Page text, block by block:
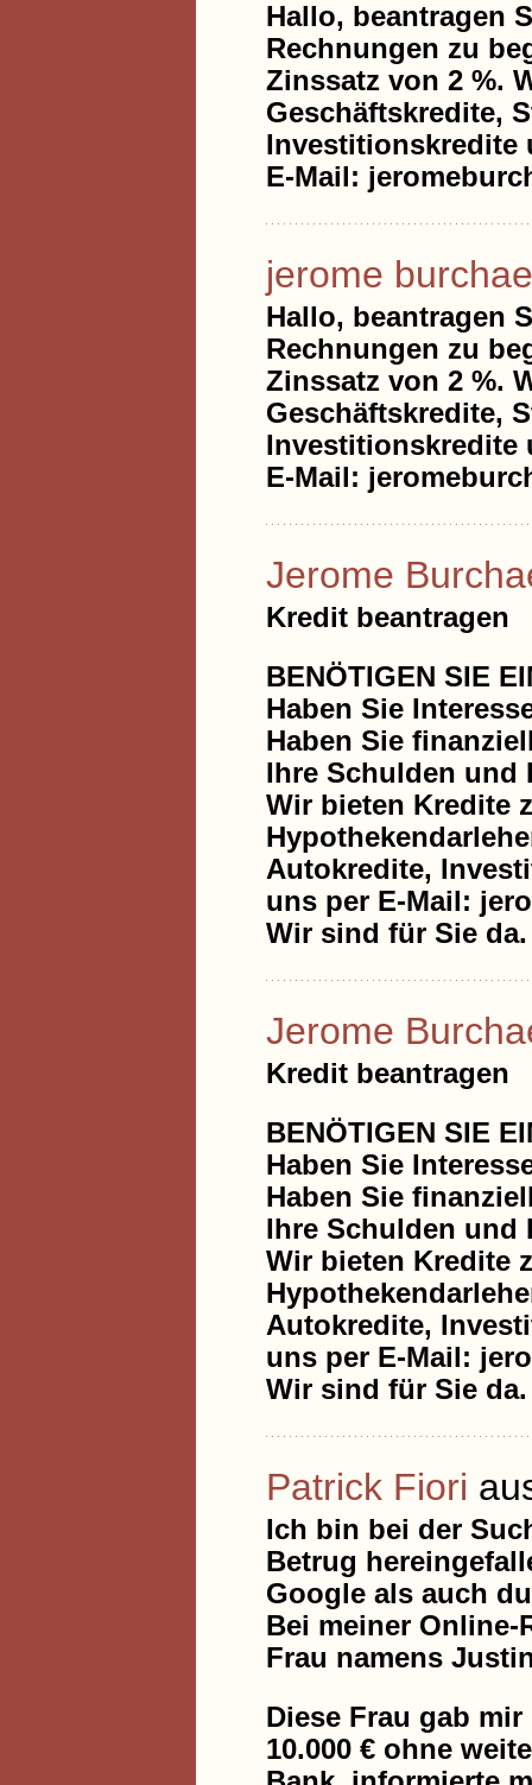
Hallo, beantragen
Rechnungen zu
Zinssatz von 2 %.
Geschäftskredite,
Investitionskredite
E-Mail:
jerome
Hallo, beantragen
Rechnungen zu
Zinssatz von 2 %.
Geschäftskredite,
Investitionskredite
E-Mail:
Jerome
Kredit beantragen
BENÖTIGEN SIE
Haben Sie
Haben Sie
Ihre Schulden und
Wir bieten Kredite
Autokredite,
uns per E-Mail:
Wir sind für Sie da.
Jerome
Kredit beantragen
BENÖTIGEN SIE
Haben Sie
Haben Sie
Ihre Schulden und
Wir bieten Kredite
Autokredite,
uns per E-Mail:
Wir sind für Sie da.
Patrick Fiori
Ich bin bei der
Betrug
Google als auch
Bei meiner Online-
Frau namens
Diese Frau gab
10.000 € ohne